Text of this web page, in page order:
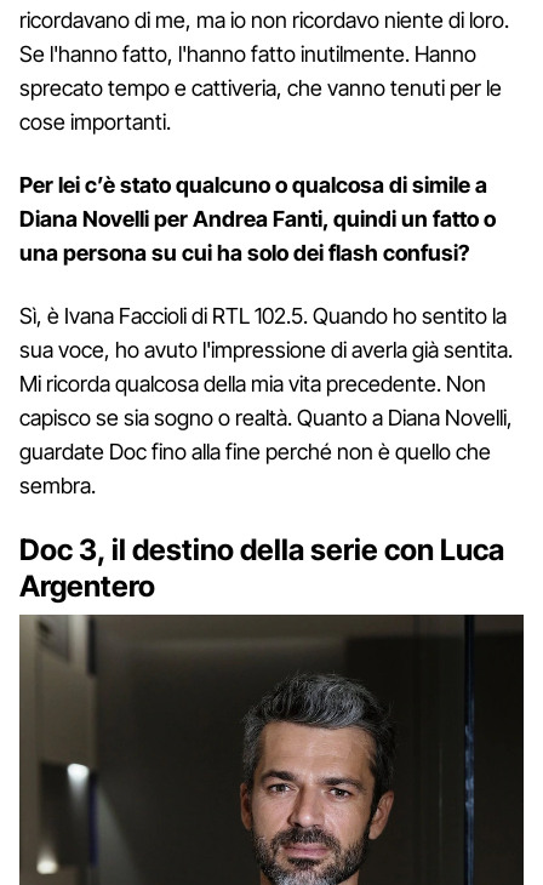
ricordavano di me, ma io non ricordavo niente di loro.
Se l'hanno fatto, l'hanno fatto inutilmente. Hanno
sprecato tempo e cattiveria, che vanno tenuti per le
cose importanti.
Per lei c’è stato qualcuno o qualcosa di simile a
Diana Novelli per Andrea Fanti, quindi un fatto o
una persona su cui ha solo dei flash confusi?
Sì, è Ivana Faccioli di RTL 102.5. Quando ho sentito la
sua voce, ho avuto l'impressione di averla già sentita.
Mi ricorda qualcosa della mia vita precedente. Non
capisco se sia sogno o realtà. Quanto a Diana Novelli,
guardate Doc fino alla fine perché non è quello che
sembra.
Doc 3, il destino della serie con Luca
Argentero